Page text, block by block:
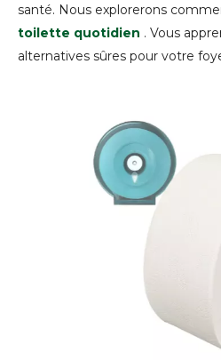
santé. Nous explorerons
toilette quotidien . Vous
alternatives sûres pour votre